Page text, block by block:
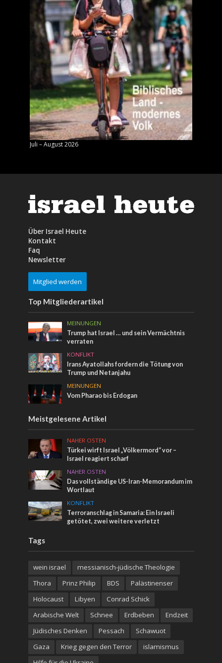
Juli – August 2026
Über Israel Heute
Kontakt
Faq
Newsletter
Mitglied werden
Top Mitgliederartikel
MEINUNGEN
Trump hat Israel … und sein Vermächtnis
verraten
KONFLIKT
Irans Ayatollahs fordern die Tötung von
Trump und Netanjahu
MEINUNGEN
Vom Pharao bis Erdogan
Meistgelesene Artikel
NAHER OSTEN
Türkei wirft Israel „Völkermord“ vor –
Israel reagiert scharf
NAHER OSTEN
Das vollständige US-Iran-Memorandum im
Wortlaut
KONFLIKT
Terroranschlag in Samaria: Ein Israeli
getötet, zwei weitere verletzt
Tags
wein israel
messianisch-jüdische Theologie
Thora
Prinz Philip BDS
Palästinenser
Holocaust
Libyen
Conrad Schick
Arabische Welt
Schnee Erdbeben
Endzeit
Jüdisches Denken
Pessach
Schawuot
Gaza
Krieg gegen den Terror
islamismus